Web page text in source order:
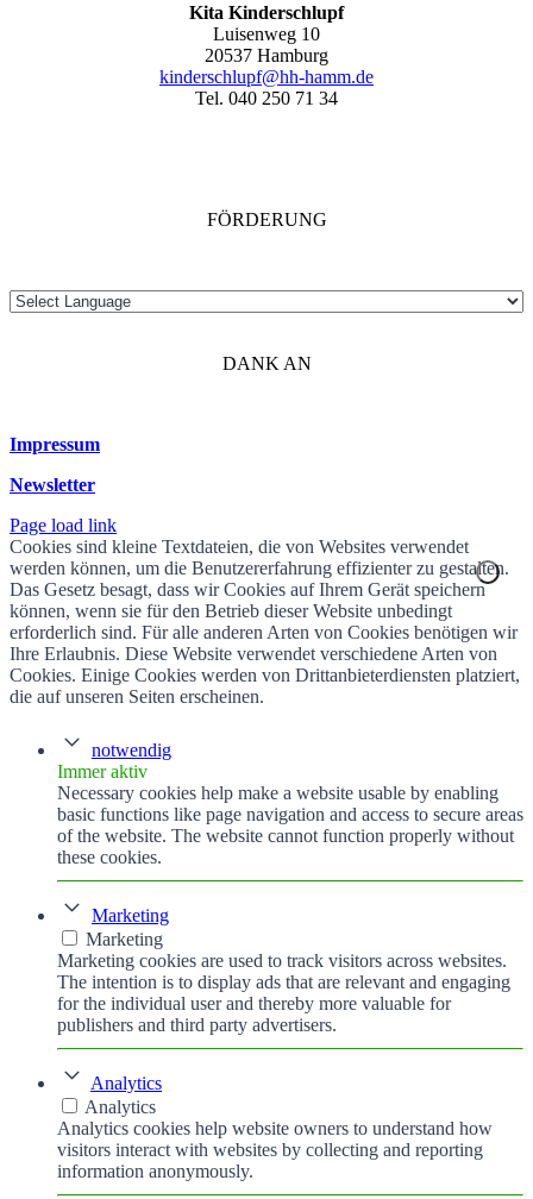
Kita Kinderschlupf
Luisenweg 10
20537 Hamburg
kinderschlupf@hh-hamm.de
Tel. 040 250 71 34
FÖRDERUNG
DANK AN
Impressum
Newsletter
Page load link
Cookies sind kleine Textdateien, die von Websites verwendet
werden können, um die Benutzererfahrung effizienter zu gestalten.
Das Gesetz besagt, dass wir Cookies auf Ihrem Gerät speichern
können, wenn sie für den Betrieb dieser Website unbedingt
erforderlich sind. Für alle anderen Arten von Cookies benötigen wir
Ihre Erlaubnis. Diese Website verwendet verschiedene Arten von
Cookies. Einige Cookies werden von Drittanbieterdiensten platziert,
die auf unseren Seiten erscheinen.
notwendig
Immer aktiv
Necessary cookies help make a website usable by enabling
basic functions like page navigation and access to secure areas
of the website. The website cannot function properly without
these cookies.
Marketing
Marketing
Marketing cookies are used to track visitors across websites.
The intention is to display ads that are relevant and engaging
for the individual user and thereby more valuable for
publishers and third party advertisers.
Analytics
Analytics
Analytics cookies help website owners to understand how
visitors interact with websites by collecting and reporting
information anonymously.